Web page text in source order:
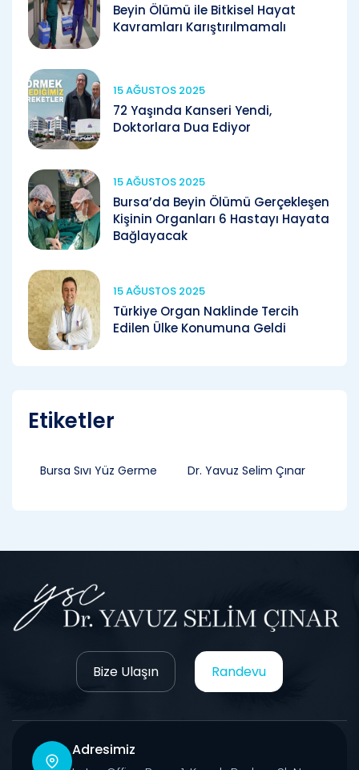
Beyin Ölümü ile Bitkisel Hayat
Kavramları Karıştırılmamalı
15 AĞUSTOS 2025
72 Yaşında Kanseri Yendi,
Doktorlara Dua Ediyor
15 AĞUSTOS 2025
Bursa’da Beyin Ölümü Gerçekleşen
Kişinin Organları 6 Hastayı Hayata
Bağlayacak
15 AĞUSTOS 2025
Türkiye Organ Naklinde Tercih
Edilen Ülke Konumuna Geldi
Etiketler
Bursa Sıvı Yüz Germe Dr. Yavuz Selim Çınar
Bize Ulaşın Randevu
Adresimiz